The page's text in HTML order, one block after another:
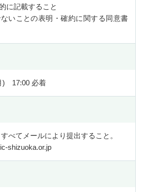
イデアプレゼン大会
アプレゼン大会 審査結果
アプレゼン大会 本大会動画
介
に記載すること
いことの表明・確約に関する同意書
) 17:00 必着
てメールにより提出すること。
shizuoka.or.jp